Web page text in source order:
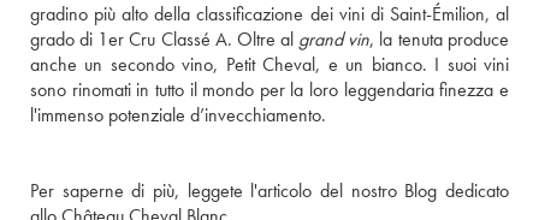
gradino più alto della classificazione dei vini di Saint-Émilion, al
grado di 1er Cru Classé A. Oltre al grand vin, la tenuta produce
anche un secondo vino, Petit Cheval, e un bianco. I suoi vini
sono rinomati in tutto il mondo per la loro leggendaria finezza e
l'immenso potenziale d’invecchiamento.
Per saperne di più, leggete l'articolo del nostro Blog dedicato